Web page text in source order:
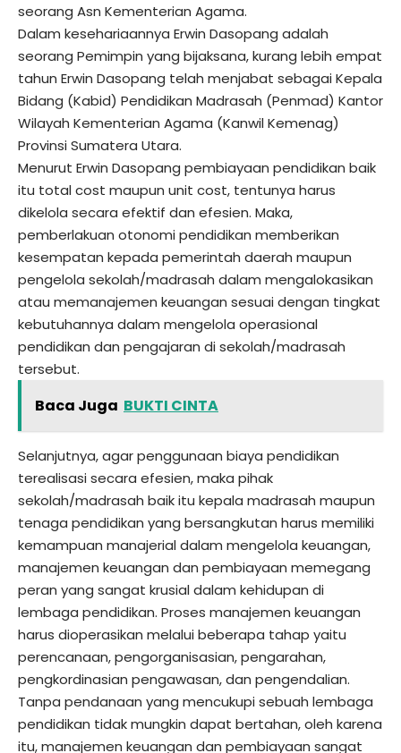
seorang Asn Kementerian Agama.
Dalam kesehariaannya Erwin Dasopang adalah
seorang Pemimpin yang bijaksana, kurang lebih empat
tahun Erwin Dasopang telah menjabat sebagai Kepala
Bidang (Kabid) Pendidikan Madrasah (Penmad) Kantor
Wilayah Kementerian Agama (Kanwil Kemenag)
Provinsi Sumatera Utara.
Menurut Erwin Dasopang pembiayaan pendidikan baik
itu total cost maupun unit cost, tentunya harus
dikelola secara efektif dan efesien. Maka,
pemberlakuan otonomi pendidikan memberikan
kesempatan kepada pemerintah daerah maupun
pengelola sekolah/madrasah dalam mengalokasikan
atau memanajemen keuangan sesuai dengan tingkat
kebutuhannya dalam mengelola operasional
pendidikan dan pengajaran di sekolah/madrasah
tersebut.
Baca Juga BUKTI CINTA
Selanjutnya, agar penggunaan biaya pendidikan
terealisasi secara efesien, maka pihak
sekolah/madrasah baik itu kepala madrasah maupun
tenaga pendidikan yang bersangkutan harus memiliki
kemampuan manajerial dalam mengelola keuangan,
manajemen keuangan dan pembiayaan memegang
peran yang sangat krusial dalam kehidupan di
lembaga pendidikan. Proses manajemen keuangan
harus dioperasikan melalui beberapa tahap yaitu
perencanaan, pengorganisasian, pengarahan,
pengkordinasian pengawasan, dan pengendalian.
Tanpa pendanaan yang mencukupi sebuah lembaga
pendidikan tidak mungkin dapat bertahan, oleh karena
itu, manajemen keuangan dan pembiayaan sangat